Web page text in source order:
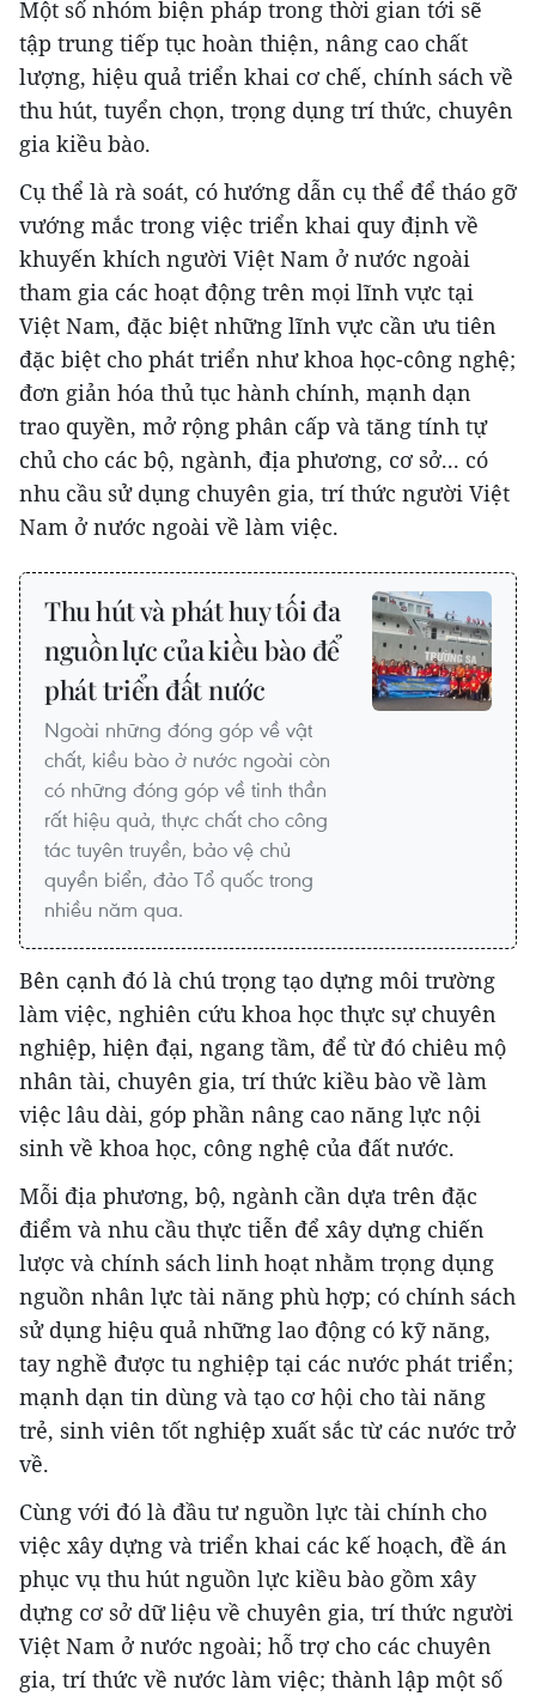
Một số nhóm biện pháp trong thời gian tới sẽ
tập trung tiếp tục hoàn thiện, nâng cao chất
lượng, hiệu quả triển khai cơ chế, chính sách về
thu hút, tuyển chọn, trọng dụng trí thức, chuyên
gia kiều bào.
Cụ thể là rà soát, có hướng dẫn cụ thể để tháo gỡ
vướng mắc trong việc triển khai quy định về
khuyến khích người Việt Nam ở nước ngoài
tham gia các hoạt động trên mọi lĩnh vực tại
Việt Nam, đặc biệt những lĩnh vực cần ưu tiên
đặc biệt cho phát triển như khoa học-công nghệ;
đơn giản hóa thủ tục hành chính, mạnh dạn
trao quyền, mở rộng phân cấp và tăng tính tự
chủ cho các bộ, ngành, địa phương, cơ sở... có
nhu cầu sử dụng chuyên gia, trí thức người Việt
Nam ở nước ngoài về làm việc.
Thu hút và phát huy tối đa
nguồn lực của kiều bào để
phát triển đất nước
Ngoài những đóng góp về vật
chất, kiều bào ở nước ngoài còn
có những đóng góp về tinh thần
rất hiệu quả, thực chất cho công
tác tuyên truyền, bảo vệ chủ
quyền biển, đảo Tổ quốc trong
nhiều năm qua.
Bên cạnh đó là chú trọng tạo dựng môi trường
làm việc, nghiên cứu khoa học thực sự chuyên
nghiệp, hiện đại, ngang tầm, để từ đó chiêu mộ
nhân tài, chuyên gia, trí thức kiều bào về làm
việc lâu dài, góp phần nâng cao năng lực nội
sinh về khoa học, công nghệ của đất nước.
Mỗi địa phương, bộ, ngành cần dựa trên đặc
điểm và nhu cầu thực tiễn để xây dựng chiến
lược và chính sách linh hoạt nhằm trọng dụng
nguồn nhân lực tài năng phù hợp; có chính sách
sử dụng hiệu quả những lao động có kỹ năng,
tay nghề được tu nghiệp tại các nước phát triển;
mạnh dạn tin dùng và tạo cơ hội cho tài năng
trẻ, sinh viên tốt nghiệp xuất sắc từ các nước trở
về.
Cùng với đó là đầu tư nguồn lực tài chính cho
việc xây dựng và triển khai các kế hoạch, đề án
phục vụ thu hút nguồn lực kiều bào gồm xây
dựng cơ sở dữ liệu về chuyên gia, trí thức người
Việt Nam ở nước ngoài; hỗ trợ cho các chuyên
gia, trí thức về nước làm việc; thành lập một số